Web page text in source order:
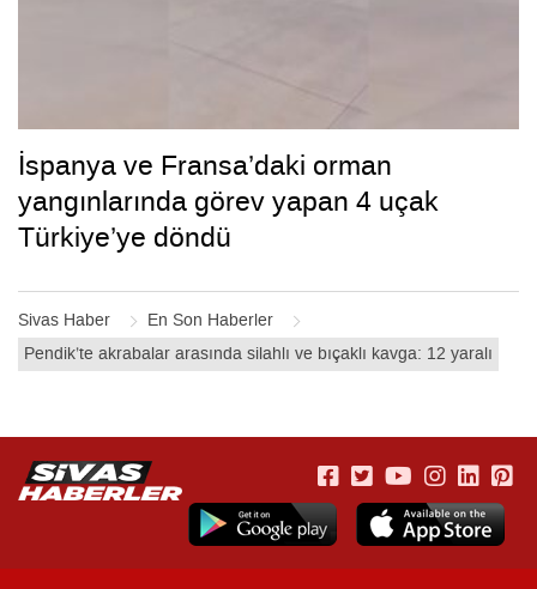
Sivas Haber
En Son Haberler
Pendik’te akrabalar arasında silahlı ve bıçaklı kavga: 12 yaralı
İspanya ve Fransa’daki orman
yangınlarında görev yapan 4 uçak
Türkiye’ye döndü